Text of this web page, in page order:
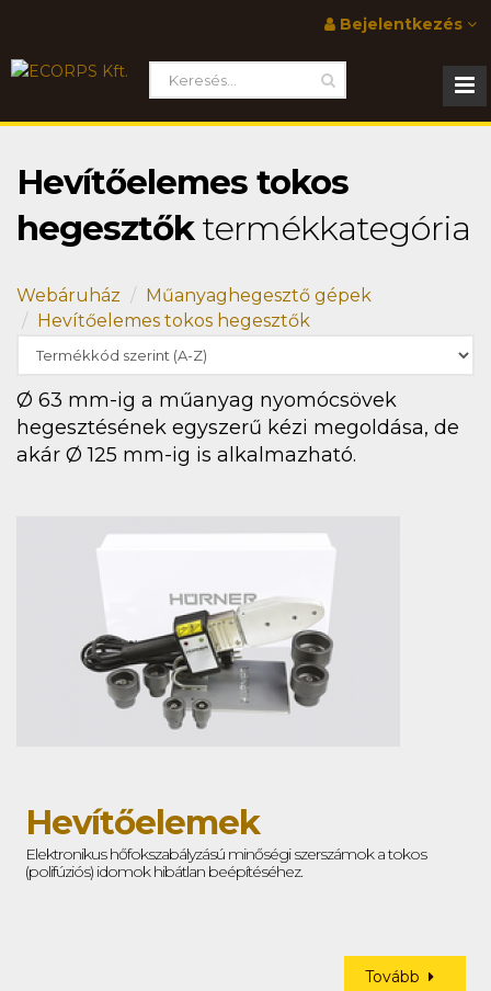
Bejelentkezés
Hevítőelemes tokos
hegesztőktermékkategória
Webáruház
Műanyaghegesztő gépek
Hevítőelemes tokos hegesztők
Ø 63 mm-ig a műanyag nyomócsövek
hegesztésének egyszerű kézi megoldása, de
akár Ø 125 mm-ig is alkalmazható.
Hevítőelemek
Elektronikus hőfokszabályzású minőségi szerszámok a tokos
(polifúziós) idomok hibátlan beépítéséhez.
Tovább